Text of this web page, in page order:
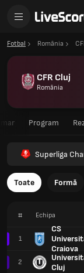
Fotbal România
CFR Cluj
România
Program
Superliga
Toate Formă
# Echipa
1
CS
Craiova
2
Cluj